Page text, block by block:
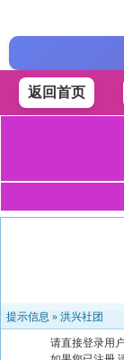
返回首页
提示信息 » 洪兴社团
请直接登录用